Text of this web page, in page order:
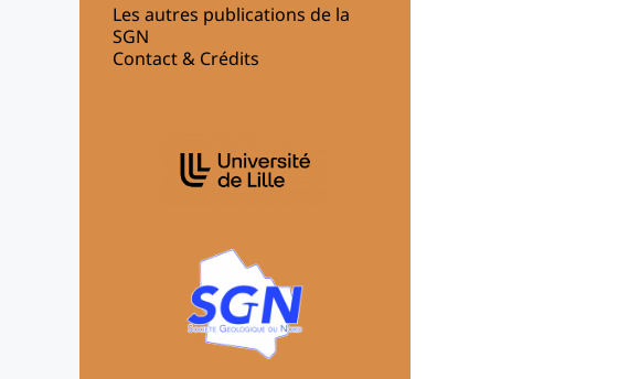
Les autres publications de la
SGN
Contact & Crédits